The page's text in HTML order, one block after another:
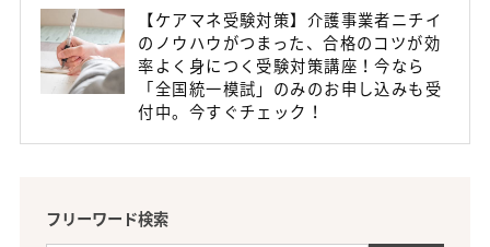
【ケアマネ受験対策】介護事業者ニチイ
のノウハウがつまった、合格のコツが効
率よく身につく受験対策講座！今なら
「全国統一模試」のみのお申し込みも受
付中。今すぐチェック！
フリーワード検索